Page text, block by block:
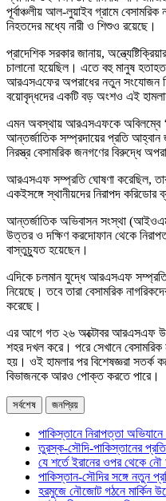
পূর্বাঞ্চলীয় আল-লুয়াইব গ্রামে
নিহতদের মধ্যে নারী ও শিশুও রয়েছে।
প্রাদেশিক সরকার জানায়,
চালানো হয়েছিল। এতে বহু মানুষ
আরএসএফের অপরাধের নতুন সংযোজন
বয়োবৃদ্ধদের একটি বড় অংশও এই
এমন অবস্থায় আরএসএফকে অবিলম্বে
আন্তর্জাতিক সম্প্রদায়ের প্রতি
নিরস্ত্র বেসামরিক জনগণের বিরুদ্ধে
আরএসএফ সম্প্রতি ঘোষণা করেছিল,
একইসঙ্গে স্থানীয়দের নিরাপদ করিডোর
আন্তর্জাতিক অভিবাসন সংস্থা
উত্তর ও দক্ষিণ করদোফান থেকে
বাস্তুচ্যুত হয়েছেন।
এদিকে চলমান যুদ্ধে আরএসএফ সম্প্রতি
নিয়েছে। তবে তারা বেসামরিক
করেছে।
এর আগে গত ২৬ অক্টোবর আরএসএফ
শহর দখল করে। পরে সেখানে বেসামরিক
হয়। ওই হামলার পর বিশেষজ্ঞরা সতর্ক
বিভাজনকে আরও পোক্ত করতে পারে।
সর্বশেষ জনপ্রিয়
পাকিস্তানে নিরাপত্তা
তুরস্ক-সৌদি-পাকিস্তানের
যে শর্তে ইরানের ওপর থেকে
পাকিস্তান-সৌদির সঙ্গে নতুন
হরমুজে নৌজোট গঠনে মার্কিন